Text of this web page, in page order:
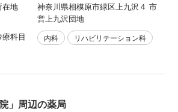
在地
神奈川県相模原市緑区上九沢４ 市
営上九沢団地
療科目
内科 リハビリテーション科
」周辺の薬局